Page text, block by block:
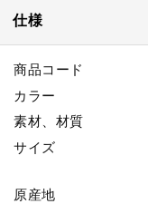
仕様
商品コード
カラー
素材、材質
サイズ
原産地